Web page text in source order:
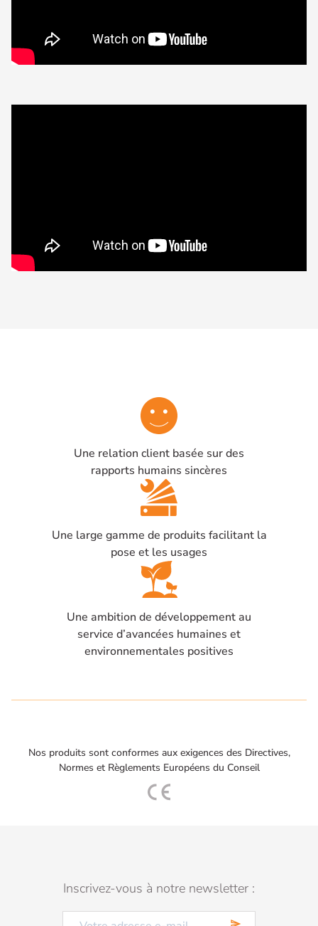
Une relation client basée sur des
rapports humains sincères
Une large gamme de produits facilitant la
pose et les usages
Une ambition de développement au
service d’avancées humaines et
environnementales positives
Nos produits sont conformes aux exigences des Directives,
Normes et Règlements Européens du Conseil
Inscrivez-vous à notre newsletter :